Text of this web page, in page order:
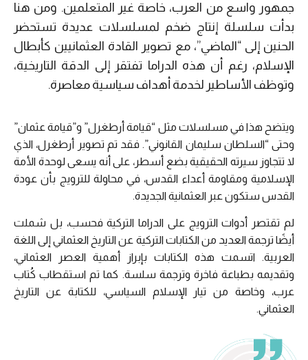
جمهور واسع من العرب، خاصة غير المتعلمين. ومن هنا
بدأت سلسلة إنتاج ضخم لمسلسلات عديدة تستحضر
الحنين إلى “الماضي”، مع تصوير القادة العثمانيين كأبطال
الإسلام، رغم أن هذه الدراما تفتقر إلى الدقة التاريخية،
وتوظف الأساطير لخدمة أهداف سياسية معاصرة.
ويتضح هذا في مسلسلات مثل “قيامة أرطغرل” و”قيامة عثمان”
وحتى “السلطان سليمان القانوني”. فقد تم تصوير أرطغرل، الذي
لا تتجاوز سيرته الحقيقية بضع أسطر، على أنه يسعى لوحدة الأمة
الإسلامية ومقاومة أعداء القدس، في محاولة للترويج بأن عودة
القدس ستكون عبر العثمانية الجديدة.
لم تقتصر أدوات الترويج على الدراما التركية فحسب، بل شملت
أيضًا ترجمة العديد من الكتابات التركية عن التاريخ العثماني إلى اللغة
العربية. اتسمت هذه الكتابات بإبراز أهمية العصر العثماني،
وتقديمه بطباعة فاخرة وترجمة سلسة. كما تم استقطاب كُتاب
عرب، وخاصة من تيار الإسلام السياسي، للكتابة عن التاريخ
العثماني.